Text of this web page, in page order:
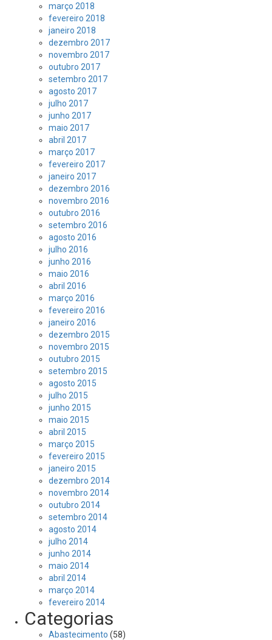
março 2018
fevereiro 2018
janeiro 2018
dezembro 2017
novembro 2017
outubro 2017
setembro 2017
agosto 2017
julho 2017
junho 2017
maio 2017
abril 2017
março 2017
fevereiro 2017
janeiro 2017
dezembro 2016
novembro 2016
outubro 2016
setembro 2016
agosto 2016
julho 2016
junho 2016
maio 2016
abril 2016
março 2016
fevereiro 2016
janeiro 2016
dezembro 2015
novembro 2015
outubro 2015
setembro 2015
agosto 2015
julho 2015
junho 2015
maio 2015
abril 2015
março 2015
fevereiro 2015
janeiro 2015
dezembro 2014
novembro 2014
outubro 2014
setembro 2014
agosto 2014
julho 2014
junho 2014
maio 2014
abril 2014
março 2014
fevereiro 2014
Categorias
Abastecimento (58)